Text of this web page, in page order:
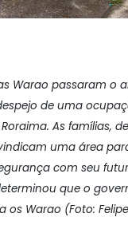
Warao passaram o
de uma
As famílias,
uma área
com seu
que o
os Warao (Foto: